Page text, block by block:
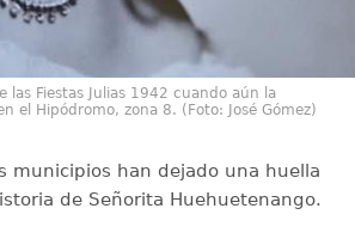
las Fiestas Julias 1942 cuando aún la
el Hipódromo, zona 8. (Foto: José Gómez)
municipios han dejado una huella
de Señorita Huehuetenango.